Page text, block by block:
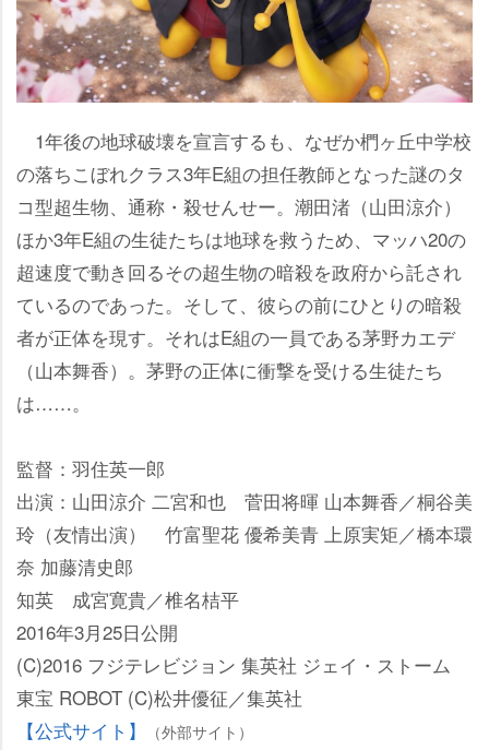
1年後の地球破壊を宣言するも、なぜか椚ヶ丘中学校
の落ちこぼれクラス3年E組の担任教師となった謎のタ
コ型超生物、通称・殺せんせー。潮田渚（山田涼介）
ほか3年E組の生徒たちは地球を救うため、マッハ20の
超速度で動き回るその超生物の暗殺を政府から託され
ているのであった。そして、彼らの前にひとりの暗殺
者が正体を現す。それはE組の一員である茅野カエデ
（山本舞香）。茅野の正体に衝撃を受ける生徒たち
は……。
監督：羽住英一郎
出演：山田涼介 二宮和也 菅田将暉 山本舞香／桐谷美
玲（友情出演） 竹富聖花 優希美青 上原実矩／橋本環
奈 加藤清史郎
知英 成宮寛貴／椎名桔平
2016年3月25日公開
(C)2016 フジテレビジョン 集英社 ジェイ・ストーム
東宝 ROBOT (C)松井優征／集英社
【公式サイト】
（外部サイト）